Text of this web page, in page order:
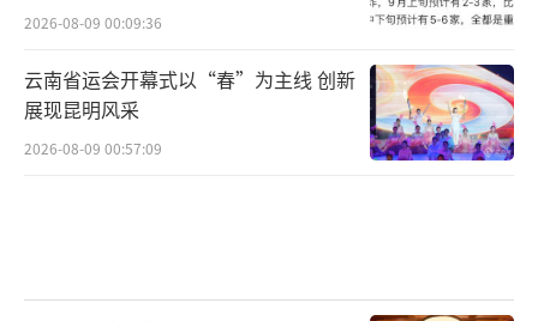
2026-08-09 00:09:36
云南省运会开幕式以“春”为主线 创新
展现昆明风采
2026-08-09 00:57:09